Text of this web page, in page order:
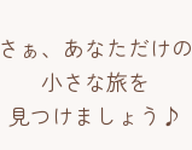
さぁ、あなただけの
小さな旅を
見つけましょう♪